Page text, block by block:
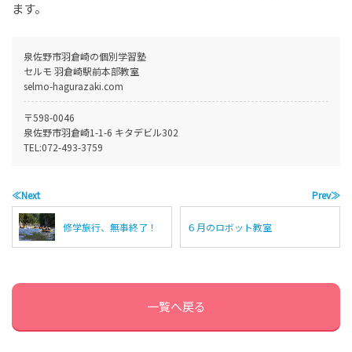
ます。
泉佐野市羽倉崎の個別学習塾
セルモ 羽倉崎駅前本部教室
selmo-hagurazaki.com
〒598-0046
泉佐野市羽倉崎1-1-6 キタデビル302
TEL:072-493-3759
≪Next
修学旅行、無事終了！
Prev≫
６月のロボット教室
一覧へ戻る